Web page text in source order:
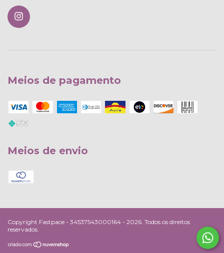
Meios de pagamento
Meios de envio
Copyright Fastpace - 34537543000164 - 2026. Todos os direitos
reservados.